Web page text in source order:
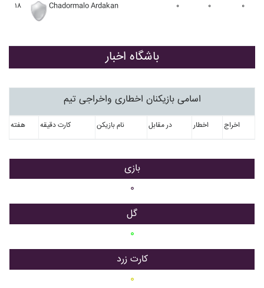
۱۸ Chadormalo Ardakan ۰ ۰ ۰
باشگاه اخبار
اسامی بازیکنان اخطاری واخراجی تیم
هفته کارت دقیقه نام بازیکن در مقابل اخطار اخراج
بازی
۰
گل
۰
کارت زرد
۰